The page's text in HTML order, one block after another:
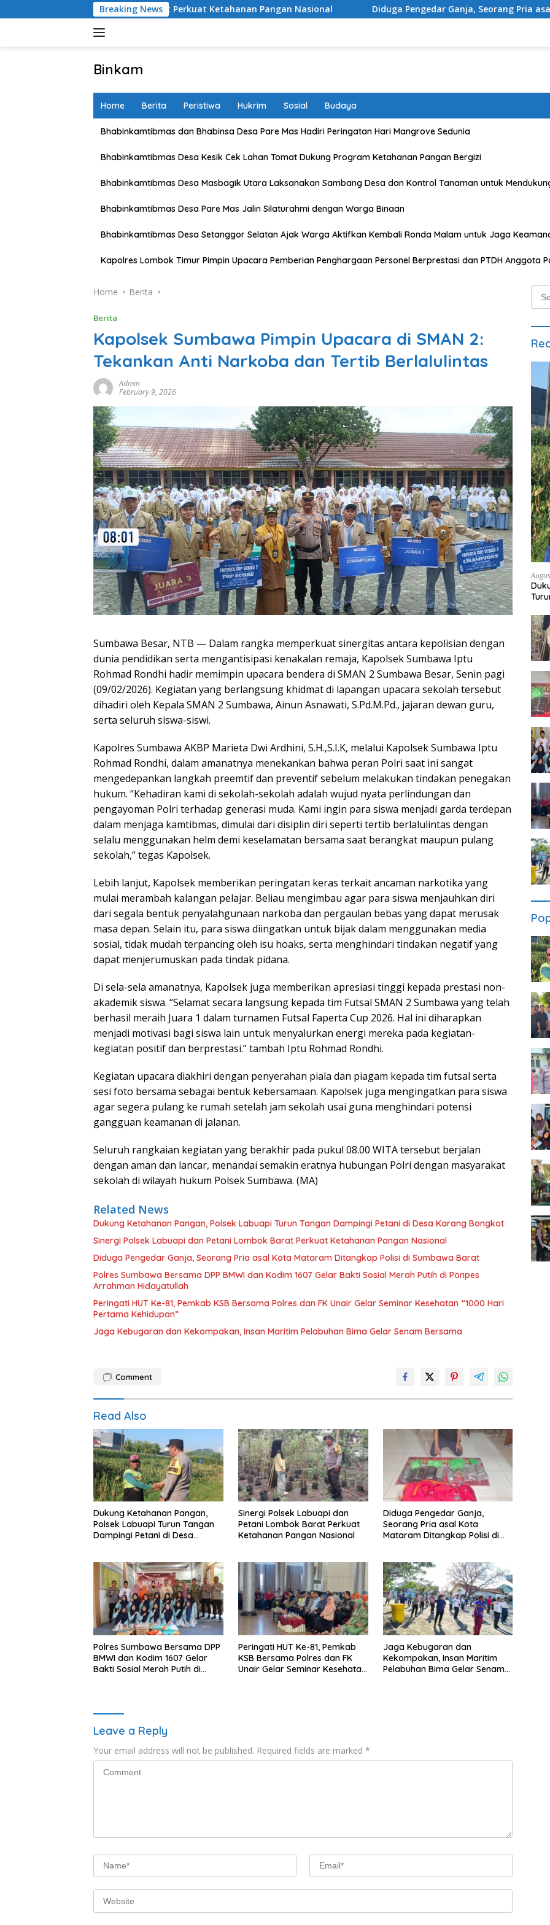
to
Breaking News
Lombok Barat Perkuat Ketahanan Pangan Nasional Diduga Pengedar Ganja, Seorang Pria asal Kota Mataram
Binkam
Home Berita Peristiwa Hukrim Sosial Budaya
Bhabinkamtibmas dan Bhabinsa Desa Pare Mas Hadiri Peringatan Hari Mangrove Sedunia
Bhabinkamtibmas Desa Kesik Cek Lahan Tomat Dukung Program Ketahanan Pangan Bergizi
Bhabinkamtibmas Desa Masbagik Utara Laksanakan Sambang Desa dan Kontrol Tanaman untuk
Bhabinkamtibmas Desa Pare Mas Jalin Silaturahmi dengan Warga Binaan
Bhabinkamtibmas Desa Setanggor Selatan Ajak Warga Aktifkan Kembali Ronda Malam untuk Jaga
Kapolres Lombok Timur Pimpin Upacara Pemberian Penghargaan Personel Berprestasi dan PTDH Anggota
Home Berita
Berita
Kapolsek Sumbawa Pimpin Upacara di SMAN 2:
Tekankan Anti Narkoba dan Tertib Berlalulintas
Admin
February 9, 2026
Sumbawa Besar, NTB — Dalam rangka memperkuat sinergitas antara kepolisian dengan
dunia pendidikan serta mengantisipasi kenakalan remaja, Kapolsek Sumbawa Iptu
Rohmad Rondhi hadir memimpin upacara bendera di SMAN 2 Sumbawa Besar, Senin pagi
(09/02/2026). Kegiatan yang berlangsung khidmat di lapangan upacara sekolah tersebut
dihadiri oleh Kepala SMAN 2 Sumbawa, Ainun Asnawati, S.Pd.M.Pd., jajaran dewan guru,
serta seluruh siswa-siswi.
Kapolres Sumbawa AKBP Marieta Dwi Ardhini, S.H.,S.I.K, melalui Kapolsek Sumbawa Iptu
Rohmad Rondhi, dalam amanatnya menekankan bahwa peran Polri saat ini sangat
mengedepankan langkah preemtif dan preventif sebelum melakukan tindakan penegakan
hukum. “Kehadiran kami di sekolah-sekolah adalah wujud nyata perlindungan dan
pengayoman Polri terhadap generasi muda. Kami ingin para siswa menjadi garda terdepan
dalam menjaga kamtibmas, dimulai dari disiplin diri seperti tertib berlalulintas dengan
selalu menggunakan helm demi keselamatan bersama saat berangkat maupun pulang
sekolah,” tegas Kapolsek.
Lebih lanjut, Kapolsek memberikan peringatan keras terkait ancaman narkotika yang
mulai merambah kalangan pelajar. Beliau mengimbau agar para siswa menjauhkan diri
dari segala bentuk penyalahgunaan narkoba dan pergaulan bebas yang dapat merusak
masa depan. Selain itu, para siswa diingatkan untuk bijak dalam menggunakan media
sosial, tidak mudah terpancing oleh isu hoaks, serta menghindari tindakan negatif yang
dapat menjerumuskan pada tindak pidana.
Di sela-sela amanatnya, Kapolsek juga memberikan apresiasi tinggi kepada prestasi non-
akademik siswa. “Selamat secara langsung kepada tim Futsal SMAN 2 Sumbawa yang telah
berhasil meraih Juara 1 dalam turnamen Futsal Faperta Cup 2026. Hal ini diharapkan
menjadi motivasi bagi siswa lain untuk menyalurkan energi mereka pada kegiatan-
kegiatan positif dan berprestasi.” tambah Iptu Rohmad Rondhi.
Kegiatan upacara diakhiri dengan penyerahan piala dan piagam kepada tim futsal serta
sesi foto bersama sebagai bentuk kebersamaan. Kapolsek juga mengingatkan para siswa
agar segera pulang ke rumah setelah jam sekolah usai guna menghindari potensi
gangguan keamanan di jalanan.
Seluruh rangkaian kegiatan yang berakhir pada pukul 08.00 WITA tersebut berjalan
dengan aman dan lancar, menandai semakin eratnya hubungan Polri dengan masyarakat
sekolah di wilayah hukum Polsek Sumbawa. (MA)
Related News
Dukung Ketahanan Pangan, Polsek Labuapi Turun Tangan Dampingi Petani di Desa Karang Bongkot
Sinergi Polsek Labuapi dan Petani Lombok Barat Perkuat Ketahanan Pangan Nasional
Diduga Pengedar Ganja, Seorang Pria asal Kota Mataram Ditangkap Polisi di Sumbawa Barat
Polres Sumbawa Bersama DPP BMWI dan Kodim 1607 Gelar Bakti Sosial Merah Putih di Ponpes
Arrahman Hidayatullah
Peringati HUT Ke-81, Pemkab KSB Bersama Polres dan FK Unair Gelar Seminar Kesehatan “1000 Hari
Pertama Kehidupan”
Jaga Kebugaran dan Kekompakan, Insan Maritim Pelabuhan Bima Gelar Senam Bersama
Comment
Read Also
Dukung Ketahanan Pangan,
Polsek Labuapi Turun Tangan
Dampingi Petani di Desa
Sinergi Polsek Labuapi dan
Petani Lombok Barat Perkuat
Ketahanan Pangan Nasional
Diduga Pengedar Ganja,
Seorang Pria asal Kota
Mataram Ditangkap Polisi di
Polres Sumbawa Bersama DPP
BMWI dan Kodim 1607 Gelar
Bakti Sosial Merah Putih di
Peringati HUT Ke-81, Pemkab
KSB Bersama Polres dan FK
Unair Gelar Seminar Kesehatan
Jaga Kebugaran dan
Kekompakan, Insan Maritim
Pelabuhan Bima Gelar Senam
Leave a Reply
Your email address will not be published. Required fields are marked *
for: